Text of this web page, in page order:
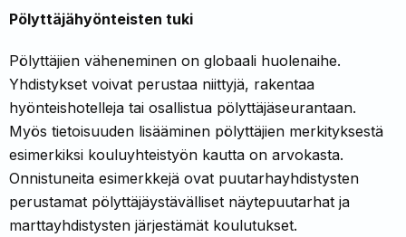
Pölyttäjähyönteisten tuki
Pölyttäjien väheneminen on globaali huo­lenaihe.
Yhdistykset voivat perustaa niitty­jä, rakentaa
hyönteishotelleja tai osallistua pölyttäjäseurantaan.
Myös tietoisuuden li­sääminen pölyttäjien merkityksestä
esimer­kiksi kouluyhteistyön kautta on arvokasta.
Onnistuneita esimerkkejä ovat puutarhayh­distysten
perustamat pölyttäjäystävälliset näytepuutarhat ja
marttayhdistysten järjes­tämät koulutukset.